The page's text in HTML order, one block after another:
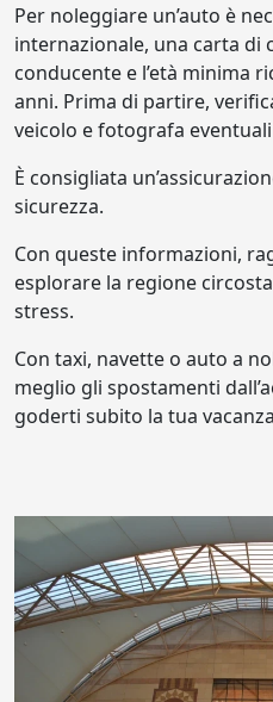
Per noleggiare un’auto è
internazionale, una carta di
conducente e l’età minima
anni. Prima di partire,
veicolo e fotografa
È consigliata
sicurezza.
Con queste informazioni,
esplorare la regione
stress.
Con taxi, navette o auto a
meglio gli spostamenti
goderti subito la tua